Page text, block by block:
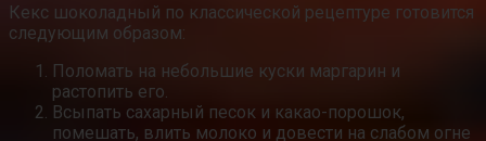
Кекс шоколадный по классической рецептуре готовится
следующим образом:
Поломать на небольшие куски маргарин и
растопить его.
Всыпать сахарный песок и какао-порошок,
помешать, влить молоко и довести на слабом огне